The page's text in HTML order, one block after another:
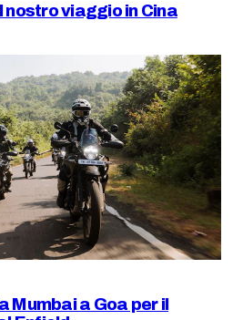
nostro viaggio in Cina
Mumbai a Goa per il